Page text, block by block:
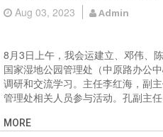
Aug 03, 2023 Admin
8月3日上午，我会运建立、邓伟、
国家湿地公园管理处（中原路办公
调研和交流学习。主任李红海，副
管理处相关人员参与活动。孔副主
MORE